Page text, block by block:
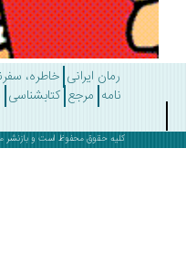
رمان ایرانی خاطره، سفرنامه و
مرجع کتابشناسی نقد
کلیه حقوق محفوظ است و بازنشر مطالب با